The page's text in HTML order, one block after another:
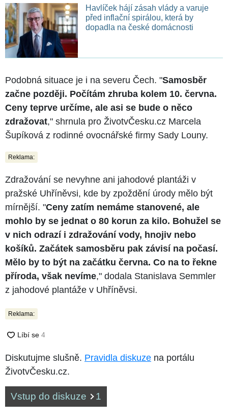
Havlíček hájí zásah vlády a varuje
před inflační spirálou, která by
dopadla na české domácnosti
Podobná situace je i na severu Čech. "Samosběr
začne později. Počítám zhruba kolem 10. června.
Ceny teprve určíme, ale asi se bude o něco
zdražovat," shrnula pro ŽivotvČesku.cz Marcela
Šupíková z rodinné ovocnářské firmy Sady Louny.
Reklama:
Zdražování se nevyhne ani jahodové plantáži v
pražské Uhříněvsi, kde by zpoždění úrody mělo být
mírnější. "Ceny zatím nemáme stanovené, ale
mohlo by se jednat o 80 korun za kilo. Bohužel se
v nich odrazí i zdražování vody, hnojiv nebo
košíků. Začátek samosběru pak závisí na počasí.
Mělo by to být na začátku června. Co na to řekne
příroda, však nevíme," dodala Stanislava Semmler
z jahodové plantáže v Uhříněvsi.
Reklama:
Diskutujme slušně. Pravidla diskuze na portálu
ŽivotvČesku.cz.
Vstup do diskuze 1